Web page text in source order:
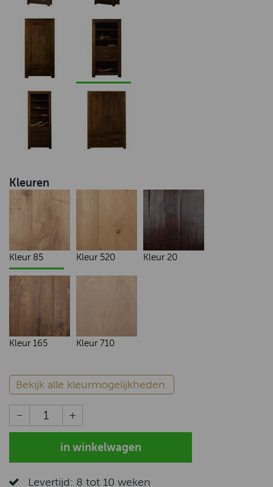
Kleuren
Kleur 85 Kleur 520 Kleur 20
Kleur 165 Kleur 710
Bekijk alle kleurmogelijkheden.
Levertijd: 8 tot 10 weken